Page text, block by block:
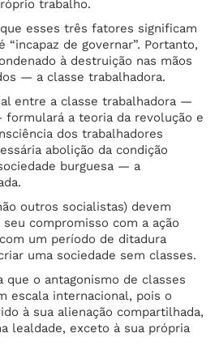
trabalho.
esses três fatores significam
“incapaz de governar”. Portanto,
à destruição nas mãos
— a classe trabalhadora.
entre a classe trabalhadora —
a teoria da revolução e
dos trabalhadores
abolição da condição
burguesa — a
outros socialistas) devem
compromisso com a ação
um período de ditadura
uma sociedade sem classes.
que o antagonismo de classes
escala internacional, pois o
à sua alienação compartilhada,
lealdade, exceto à sua própria